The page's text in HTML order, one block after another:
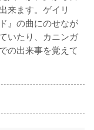
来ます。ゲイリ
』の曲にのせなが
いたり、カニンガ
の出来事を覚えて